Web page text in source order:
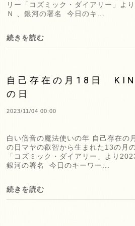
リー「コズミック・ダイアリー」よ
Ｎ 、銀河の署名 今日のキ...
続きを読む
自己存在の月18日
の日
2023/11/04 00:00
白い倍音の魔法使いの年 自己存在の
の日マヤの叡智から生まれた13の月
「コズミック・ダイアリー」より
銀河の署名 今日のキーワー...
続きを読む